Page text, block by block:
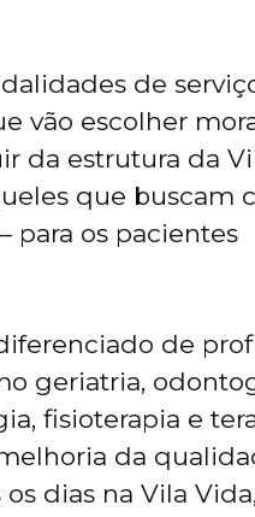
de
vão escolher
da estrutura da
que buscam
para os pacientes
de
geriatria,
fisioterapia e
da
dias na Vila